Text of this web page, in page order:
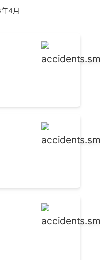
4月